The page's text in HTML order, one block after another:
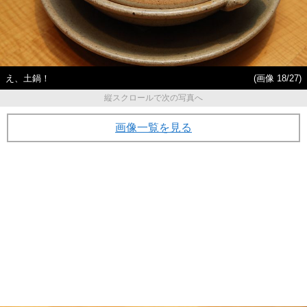
え、土鍋！
(画像 18/27)
縦スクロールで次の写真へ
画像一覧を見る